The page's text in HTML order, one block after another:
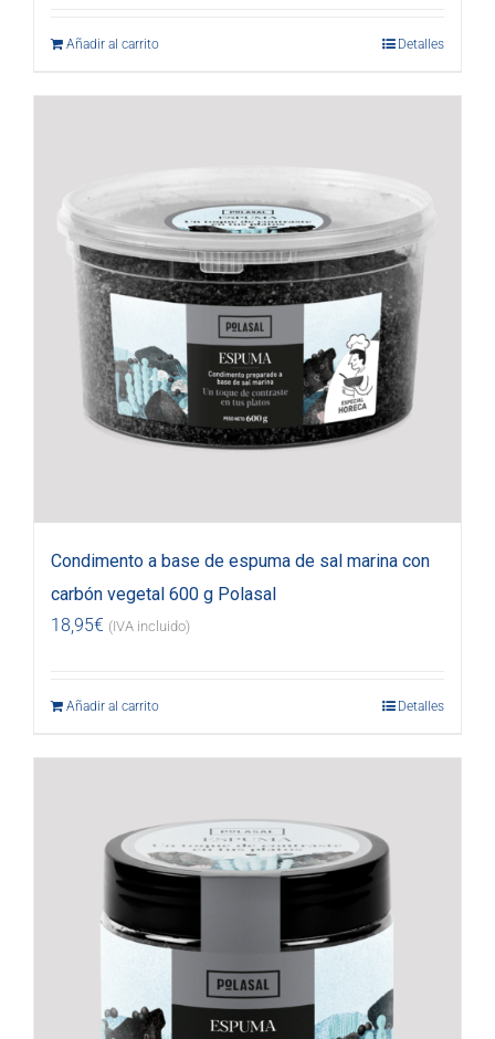
Añadir al carrito Detalles
Condimento a base de espuma de sal marina con
carbón vegetal 600 g Polasal
18,95€ (IVA incluido)
Añadir al carrito Detalles